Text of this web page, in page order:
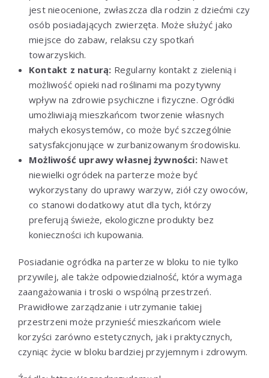
jest nieocenione, zwłaszcza dla rodzin z dziećmi czy
osób posiadających zwierzęta. Może służyć jako
miejsce do zabaw, relaksu czy spotkań
towarzyskich.
Kontakt z naturą: Regularny kontakt z zielenią i
możliwość opieki nad roślinami ma pozytywny
wpływ na zdrowie psychiczne i fizyczne. Ogródki
umożliwiają mieszkańcom tworzenie własnych
małych ekosystemów, co może być szczególnie
satysfakcjonujące w zurbanizowanym środowisku.
Możliwość uprawy własnej żywności:Nawet
niewielki ogródek na parterze może być
wykorzystany do uprawy warzyw, ziół czy owoców,
co stanowi dodatkowy atut dla tych, którzy
preferują świeże, ekologiczne produkty bez
konieczności ich kupowania.
Posiadanie ogródka na parterze w bloku to nie tylko
przywilej, ale także odpowiedzialność, która wymaga
zaangażowania i troski o wspólną przestrzeń.
Prawidłowe zarządzanie i utrzymanie takiej
przestrzeni może przynieść mieszkańcom wiele
korzyści zarówno estetycznych, jak i praktycznych,
czyniąc życie w bloku bardziej przyjemnym i zdrowym.